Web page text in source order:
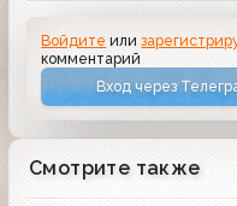
Войдите или
комментарий
Вход через
Смотрите также